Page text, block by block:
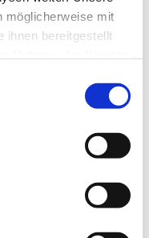
möglicherweise mit
ihnen bereitgestellt
an die vom
Adresse
ist nicht
nicht übertragbar.
sich cadooz
des
behandelt,